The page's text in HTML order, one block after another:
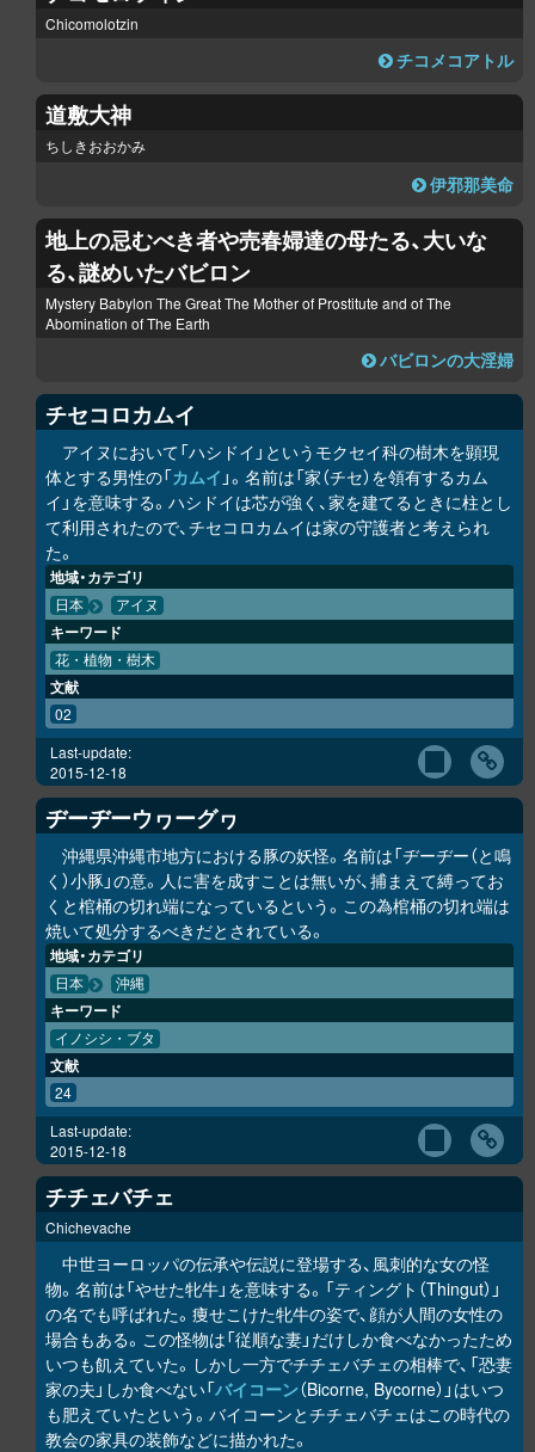
Chicomolotzin
チコメコアトル
道敷大神
ちしきおおかみ
伊邪那美命
地上の忌むべき者や売春婦達の母たる、大いな
る、謎めいたバビロン
Mystery Babylon The Great The Mother of Prostitute and of The
Abomination of The Earth
バビロンの大淫婦
チセコロカムイ
アイヌにおいて「ハシドイ」というモクセイ科の樹木を顕現
体とする男性の「カムイ 」。名前は「家（チセ）を領有するカム
イ」を意味する。ハシドイは芯が強く、家を建てるときに柱とし
て利用されたので、チセコ ロカムイは家の守護者と考えられ
た。
地域・カテゴリ
日本 アイヌ
キーワード
花・植物・樹木
文献
02
Last-update:
2015-12-18
ヂーヂーウヮーグヮ
沖縄県沖縄市地方における豚の妖怪。名前は「ヂーヂー（と鳴
く）小豚」の意。人に害を成すことは無いが、捕まえて縛ってお
くと棺桶の切れ端になっているという。この為棺桶の切れ端は
焼いて処分するべきだとされている。
地域・カテゴリ
日本 沖縄
キーワード
イノシシ・ブタ
文献
24
Last-update:
2015-12-18
チチェバチェ
Chichevache
中世ヨーロッパの伝承や伝説に登場する、風刺的な女の怪
物。名前は「やせた牝牛」を意味する。「ティングト（Thingut）」
の名でも呼ばれた。痩せこけた牝牛の姿で、顔が人間の女性の
場合もある。この怪物は「従順な妻」だけしか食べなかったため
いつも飢えていた。しかし一方でチチェバチェの相棒で、「恐妻
家の夫」しか食べない「バイコーン（Bicorne, Bycorne）」はいつ
も肥えていたという。バイコーンとチチェバチェはこの時代の
教会の家具の装飾などに描かれた。